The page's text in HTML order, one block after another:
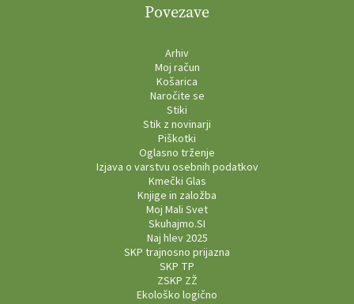
Povezave
Arhiv
Moj račun
Košarica
Naročite se
Stiki
Stik z novinarji
Piškotki
Oglasno trženje
Izjava o varstvu osebnih podatkov
Kmečki Glas
Knjige in založba
Moj Mali Svet
Skuhajmo.SI
Naj hlev 2025
SKP trajnosno prijazna
SKP TP
ZSKP ZŽ
Ekološko logično